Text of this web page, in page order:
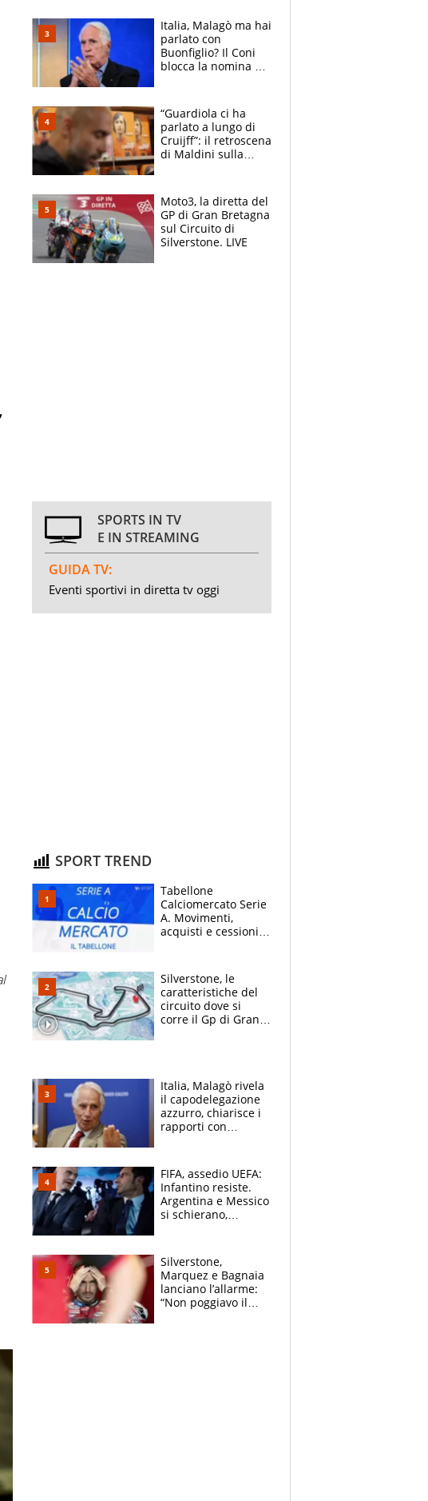
Italia, Malagò ma hai
parlato con
Buonfiglio? Il Coni
blocca la nomina di
“Guardiola ci ha
parlato a lungo di
Cruijff”: il retroscena
di Maldini sulla
Moto3, la diretta del
GP di Gran Bretagna
sul Circuito di
Silverstone. LIVE
SPORTS IN TV
E IN STREAMING
GUIDA TV:
Eventi sportivi in diretta tv oggi
SPORT TREND
Tabellone
Calciomercato Serie
A. Movimenti,
acquisti e cessioni:
Silverstone, le
caratteristiche del
circuito dove si
corre il Gp di Gran
Italia, Malagò rivela
il capodelegazione
azzurro, chiarisce i
rapporti con
Infantino
FIFA, assedio UEFA:
Infantino resiste.
Argentina e Messico
si schierano,
Silverstone,
Marquez e Bagnaia
lanciano l’allarme:
“Non poggiavo il